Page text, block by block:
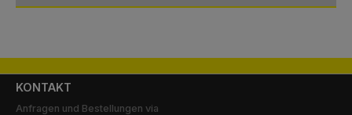
KONTAKT
Anfragen und Bestellungen via